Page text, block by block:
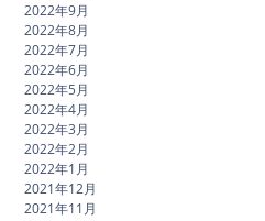
2022年9月
2022年8月
2022年7月
2022年6月
2022年5月
2022年4月
2022年3月
2022年2月
2022年1月
2021年12月
2021年11月